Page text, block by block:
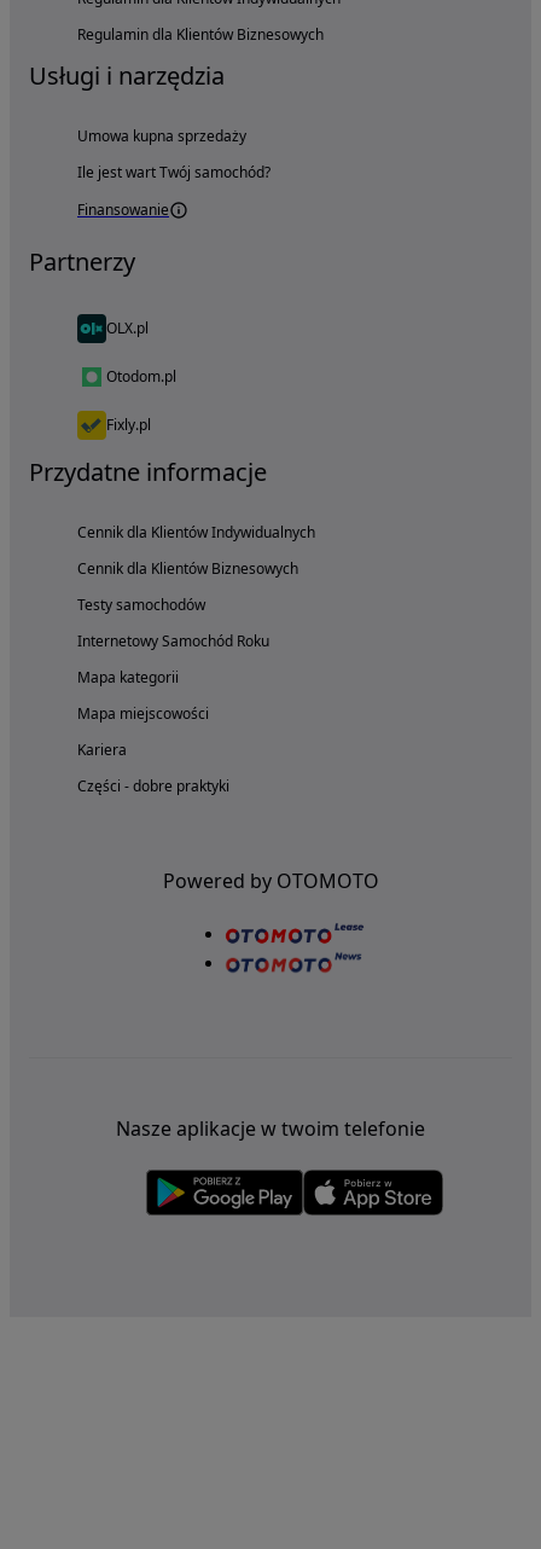
Regulamin dla Klientów Biznesowych
Usługi i narzędzia
Umowa kupna sprzedaży
Ile jest wart Twój samochód?
Finansowanie
Partnerzy
OLX.pl
Otodom.pl
Fixly.pl
Przydatne informacje
Cennik dla Klientów Indywidualnych
Cennik dla Klientów Biznesowych
Testy samochodów
Internetowy Samochód Roku
Mapa kategorii
Mapa miejscowości
Kariera
Części - dobre praktyki
Powered by OTOMOTO
Nasze aplikacje w twoim telefonie